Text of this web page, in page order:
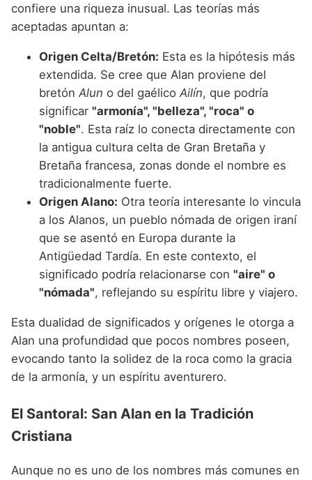
confiere una riqueza inusual. Las teorías más
aceptadas apuntan a:
Origen Celta/Bretón: Esta es la hipótesis más
extendida. Se cree que Alan proviene del
bretón Alun o del gaélico Ailín, que podría
significar "armonía", "belleza", "roca" o
"noble". Esta raíz lo conecta directamente con
la antigua cultura celta de Gran Bretaña y
Bretaña francesa, zonas donde el nombre es
tradicionalmente fuerte.
Origen Alano: Otra teoría interesante lo vincula
a los Alanos, un pueblo nómada de origen iraní
que se asentó en Europa durante la
Antigüedad Tardía. En este contexto, el
significado podría relacionarse con "aire" o
"nómada", reflejando su espíritu libre y viajero.
Esta dualidad de significados y orígenes le otorga a
Alan una profundidad que pocos nombres poseen,
evocando tanto la solidez de la roca como la gracia
de la armonía, y un espíritu aventurero.
El Santoral: San Alan en la Tradición
Cristiana
Aunque no es uno de los nombres más comunes en